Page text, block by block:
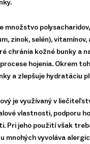
množstvo
zinok, selén), vitamínov,
chránia kožné bunky a
hojenia. Okrem
a zlepšuje hydratáciu
je využívaný v
vlastnosti, podporu
Pri jeho použití však
mnohých vyvoláva